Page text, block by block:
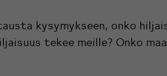
kysymykseen, onko
tekee meille? Onko